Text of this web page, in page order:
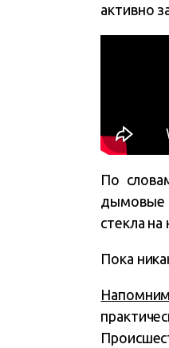
активно
По
дымовые
стекла на
Пока
Напомним